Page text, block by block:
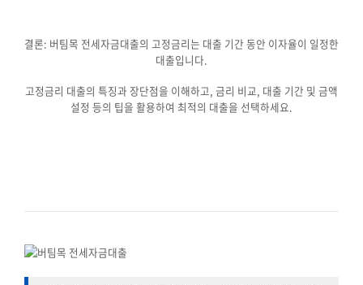
결론: 버팀목 전세자금대출의 고정금리는 대출 기간 동안 이자율이 일정한
대출입니다.
고정금리 대출의 특징과 장단점을 이해하고, 금리 비교, 대출 기간 및 금액
설정 등의 팁을 활용하여 최적의 대출을 선택하세요.